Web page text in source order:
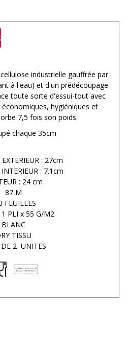
industrielle gauffrée par
à l'eau) et d'un prédécoupage
toute sorte d'essui-tout avec
hygiéniques et
7,5 fois son poids.
chaque 35cm
: 27cm
: 7.1cm
: 24 cm
87 M
FEUILLES
PLI x 55 G/M2
BLANC
TISSU
DE 2 UNITES